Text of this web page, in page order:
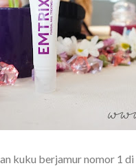
kuku berjamur nomor 1 di